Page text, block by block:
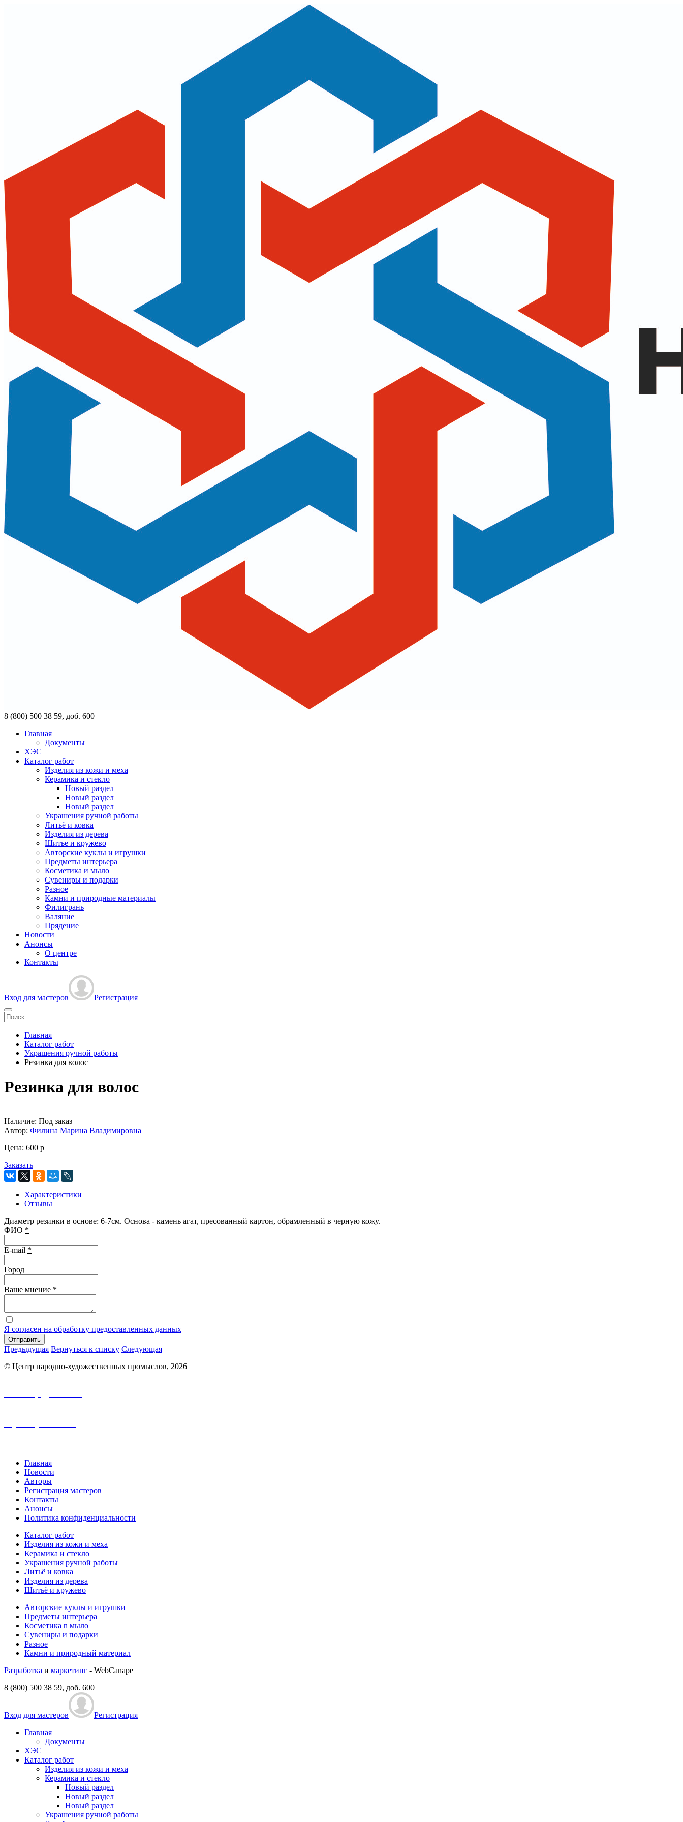
8 (800) 500 38 59, доб. 600
Главная
Документы
ХЭС
Каталог работ
Изделия из кожи и меха
Керамика и стекло
Новый раздел
Новый раздел
Новый раздел
Украшения ручной работы
Литьё и ковка
Изделия из дерева
Шитье и кружево
Авторские куклы и игрушки
Предметы интерьера
Косметика и мыло
Сувениры и подарки
Разное
Камни и природные материалы
Филигрань
Валяние
Прядение
Новости
Анонсы
О центре
Контакты
Вход для мастеров Регистрация
Главная
Каталог работ
Украшения ручной работы
Резинка для волос
Резинка для волос
Наличие: Под заказ
Автор: Филина Марина Владимировна
Цена: 600 p
Заказать
Характеристики
Отзывы
Диаметр резинки в основе: 6-7см. Основа - камень агат, пресованный картон, обрамленный в черную кожу.
ФИО *
E-mail *
Город
Ваше мнение *
Я согласен на обработку предоставленных данных
Отправить
Предыдущая Вернуться к списку Следующая
© Центр народно-художественных промыслов, 2026
Главная
Новости
Авторы
Регистрация мастеров
Контакты
Анонсы
Политика конфиденциальности
Каталог работ
Изделия из кожи и меха
Керамика и стекло
Украшения ручной работы
Литьё и ковка
Изделия из дерева
Шитьё и кружево
Авторские куклы и игрушки
Предметы интерьера
Косметика n мыло
Сувениры и подарки
Разное
Камни и природный материал
Разработка и маркетинг - WebCanape
8 (800) 500 38 59, доб. 600
Вход для мастеров
Регистрация
Главная
Документы
ХЭС
Каталог работ
Изделия из кожи и меха
Керамика и стекло
Новый раздел
Новый раздел
Новый раздел
Украшения ручной работы